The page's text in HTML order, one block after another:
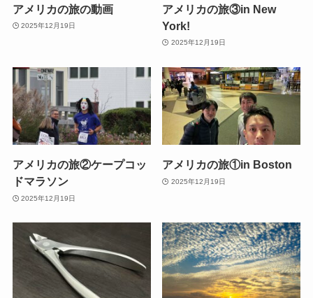
アメリカの旅の動画
2025年12月19日
アメリカの旅③in New
York!
2025年12月19日
アメリカの旅②ケープコッ
ドマラソン
2025年12月19日
アメリカの旅①in Boston
2025年12月19日